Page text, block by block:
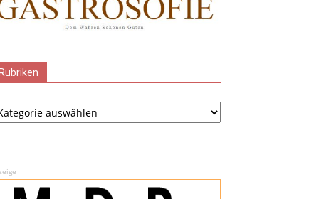
Rubriken